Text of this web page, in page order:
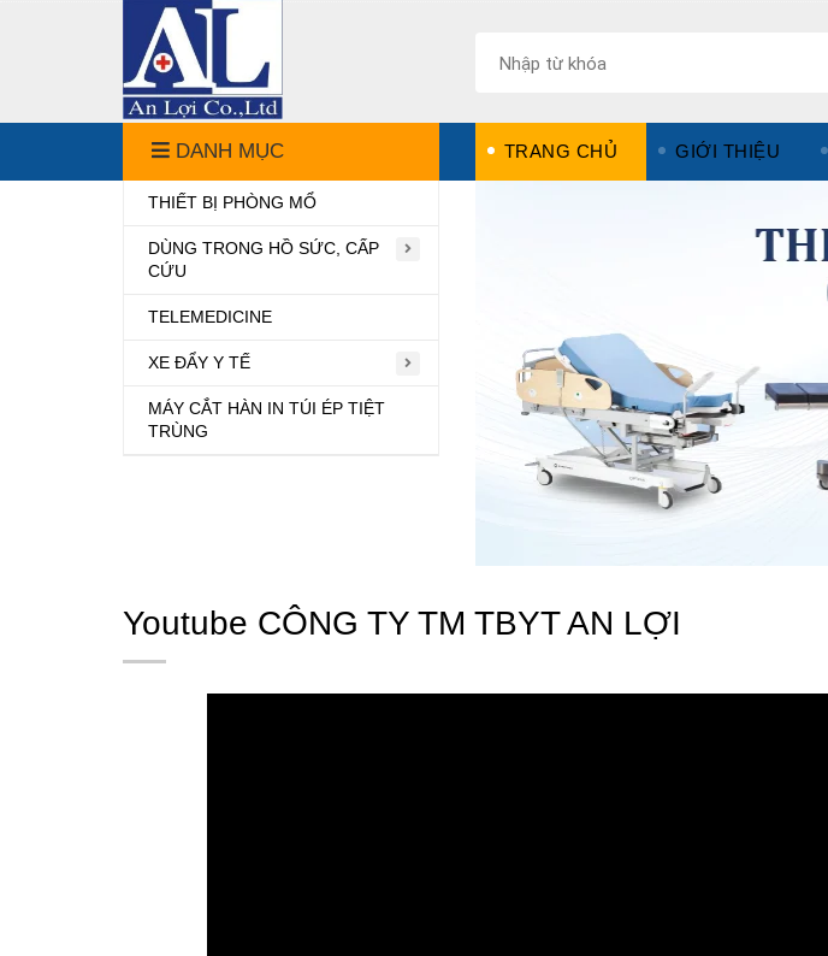
DANH MỤC
THIẾT BỊ PHÒNG MỔ
DÙNG TRONG HỒ SỨC, CẤP
CỨU
TELEMEDICINE
XE ĐẨY Y TẾ
MÁY CẮT HÀN IN TÚI ÉP TIỆT
TRÙNG
TRANG CHỦ GIỚI THIỆU
Youtube CÔNG TY TM TBYT AN LỢI